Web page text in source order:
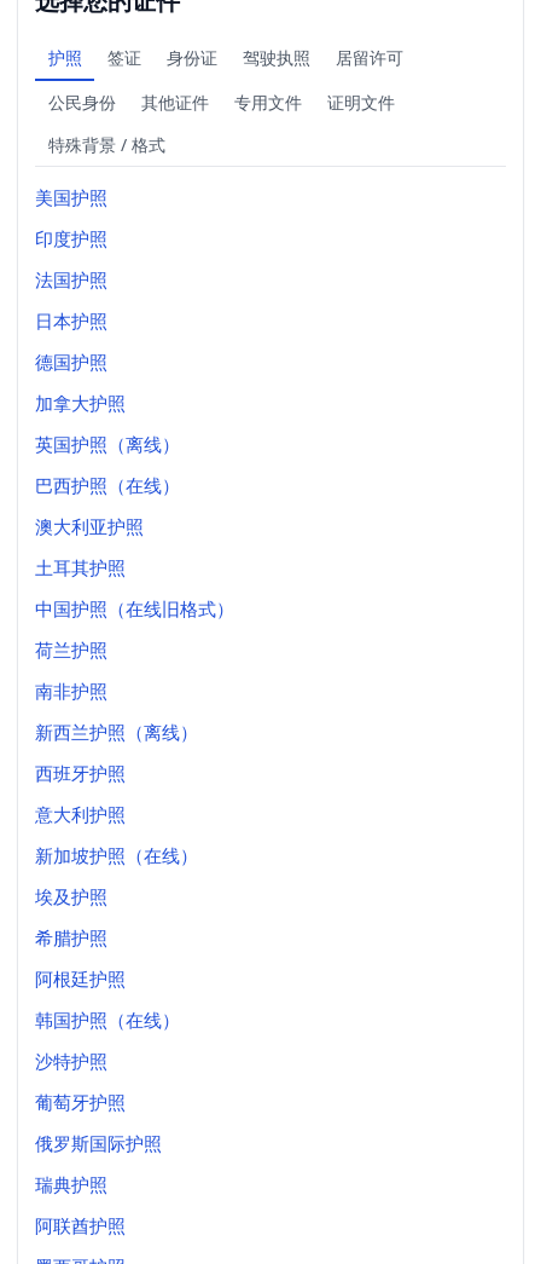
护照 签证 身份证 驾驶执照
居留许可
公民身份
其他证件 专用文件
证明文件
特殊背景 / 格式
美国护照
印度护照
法国护照
日本护照
德国护照
加拿大护照
英国护照（离线）
巴西护照（在线）
澳大利亚护照
土耳其护照
中国护照（在线旧格式）
荷兰护照
南非护照
新西兰护照（离线）
西班牙护照
意大利护照
新加坡护照（在线）
埃及护照
希腊护照
阿根廷护照
韩国护照（在线）
沙特护照
葡萄牙护照
俄罗斯国际护照
瑞典护照
阿联酋护照